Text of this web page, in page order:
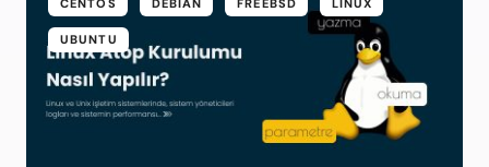
CENTOS DEBIAN FREEBSD LINUX
UBUNTU